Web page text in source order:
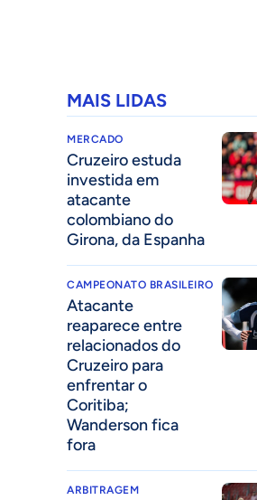
MAIS LIDAS
MERCADO
Cruzeiro estuda
investida em
atacante
colombiano do
Girona, da Espanha
CAMPEONATO BRASILEIRO
Atacante
reaparece entre
relacionados do
Cruzeiro para
enfrentar o
Coritiba;
Wanderson fica
fora
ARBITRAGEM